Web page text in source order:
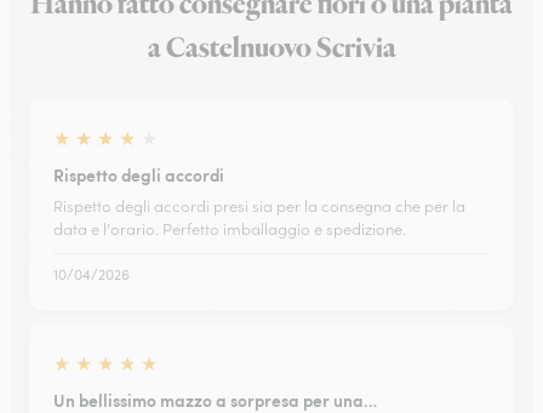
a Castelnuovo Scrivia
★ ★ ★ ★
Rispetto degli accordi
Rispetto degli accordi presi sia per la consegna che per la
data e l'orario. Perfetto imballaggio e spedizione.
10/04/2026
★ ★ ★ ★ ★
Un bellissimo mazzo a sorpresa per una…